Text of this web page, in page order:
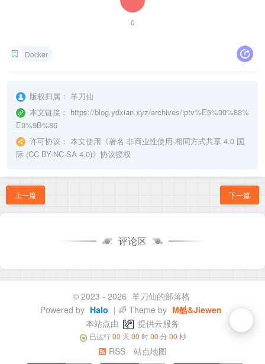
0
Docker
版权归属： 羊刀仙
本文链接： https://blog.ydxian.xyz/archives/iptv%E5%90%88%
E9%9B%86
许可协议： 本文使用《署名-非商业性使用-相同方式共享 4.0 国
际 (CC BY-NC-SA 4.0)》协议授权
上一篇 下一篇
评论区
© 2023 - 2026 羊刀仙的部落格
Powered by Halo | 🌈 Theme by M酷&Jiewen
本站点由
提供云服务
已运行00 天 00 时00 分 00 秒
RSS 站点地图